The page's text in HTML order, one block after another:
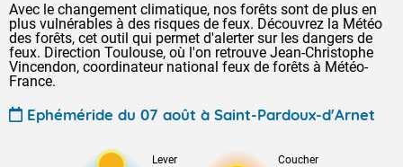
Avec le changement climatique, nos forêts sont de plus en
plus vulnérables à des risques de feux. Découvrez la Météo
des forêts, cet outil qui permet d'alerter sur les dangers de
feux. Direction Toulouse, où l'on retrouve Jean-Christophe
Vincendon, coordinateur national feux de forêts à Météo-
France.
Ephéméride du 07 août à Saint-Pardoux-d'Arnet
Lever Coucher